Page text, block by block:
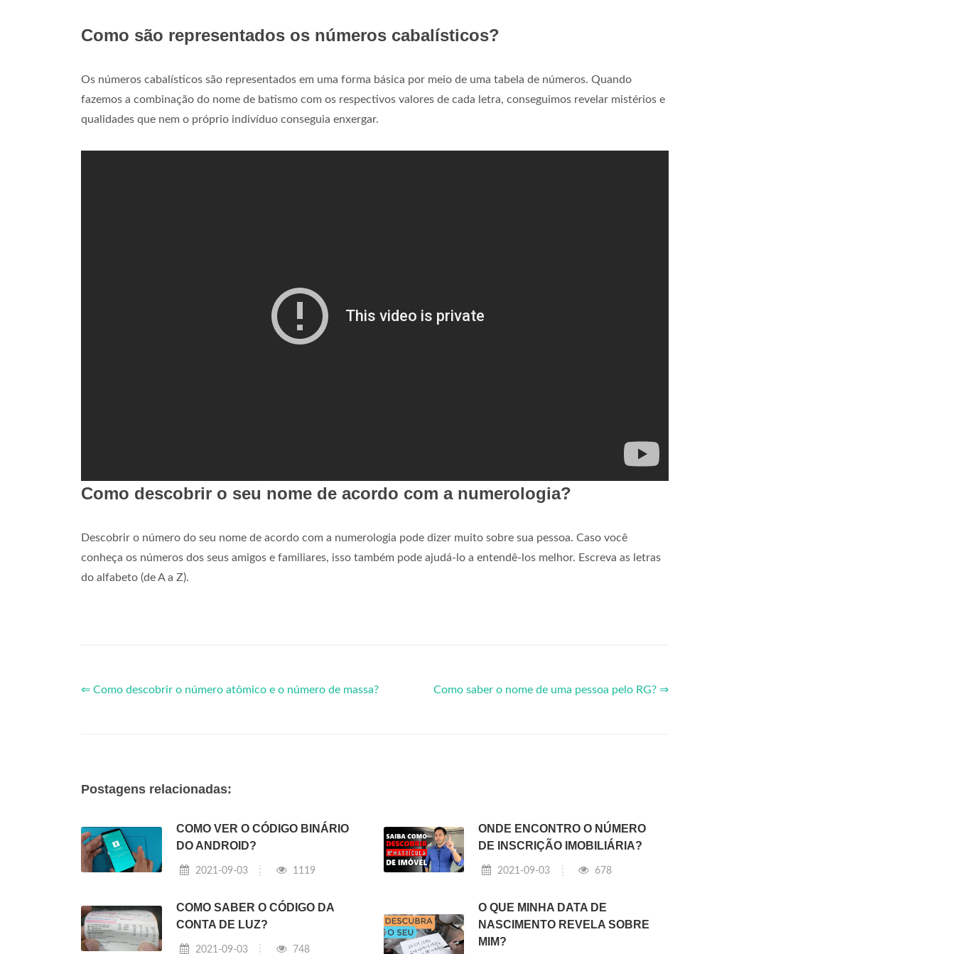
Como são representados os números cabalísticos?
Os números cabalísticos são representados em uma forma básica por meio de uma tabela de números. Quando
fazemos a combinação do nome de batismo com os respectivos valores de cada letra, conseguimos revelar mistérios e
qualidades que nem o próprio indivíduo conseguia enxergar.
Como descobrir o seu nome de acordo com a numerologia?
Descobrir o número do seu nome de acordo com a numerologia pode dizer muito sobre sua pessoa. Caso você
conheça os números dos seus amigos e familiares, isso também pode ajudá-lo a entendê-los melhor. Escreva as letras
do alfabeto (de A a Z).
⇐ Como descobrir o número atômico e o número de massa? Como saber o nome de uma pessoa pelo RG? ⇒
Postagens relacionadas:
COMO VER O CÓDIGO BINÁRIO
DO ANDROID?
2021-09-03 1119
ONDE ENCONTRO O NÚMERO
DE INSCRIÇÃO IMOBILIÁRIA?
2021-09-03 678
COMO SABER O CÓDIGO DA
CONTA DE LUZ?
2021-09-03 748
O QUE MINHA DATA DE
NASCIMENTO REVELA SOBRE
MIM?